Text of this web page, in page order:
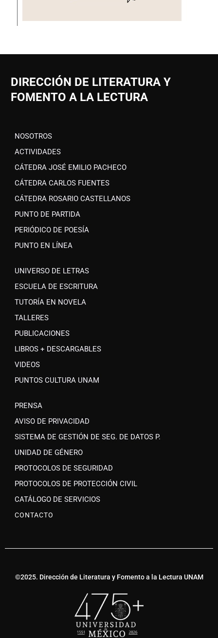
DIRECCIÓN DE LITERATURA Y
FOMENTO A LA LECTURA
NOSOTROS
ACTIVIDADES
CÁTEDRA JOSÉ EMILIO PACHECO
CÁTEDRA CARLOS FUENTES
CÁTEDRA ROSARIO CASTELLANOS
PUNTO DE PARTIDA
PERIÓDICO DE POESÍA
PUNTO EN LÍNEA
UNIVERSO DE LETRAS
ESCUELA DE ESCRITURA
TUTORÍA EN NOVELA
TALLERES
PUBLICACIONES
LIBROS + DESCARGABLES
VIDEOS
PUNTOS CULTURA UNAM
PRENSA
AVISO DE PRIVACIDAD
SISTEMA DE GESTIÓN DE SEG. DE DATOS P.
UNIDAD DE GÉNERO
PROTOCOLOS DE SEGURIDAD
PROTOCOLOS DE PROTECCIÓN CIVIL
CATÁLOGO DE SERVICIOS
CONTACTO
©2025. Dirección de Literatura y Fomento a la Lectura UNAM